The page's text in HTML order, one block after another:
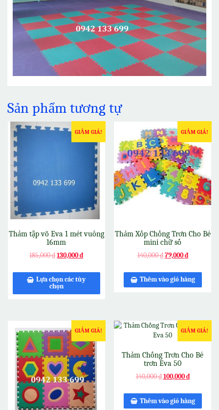
Sản phẩm tương tự
GIẢM GIÁ!
Thảm tập võ Eva 1 mét vuông
16mm
185,000₫130,000₫
Lựa chọn các tùy
chọn
GIẢM GIÁ!
Thảm Xốp Chống Trơn Cho Bé
mini chữ số
140,000₫79,000₫
Thêm vào giỏ hàng
GIẢM GIÁ! GIẢM GIÁ!
Thảm Chống Trơn Cho Bé
trơn Eva 50
140,000₫100,000₫
Thêm vào giỏ hàng